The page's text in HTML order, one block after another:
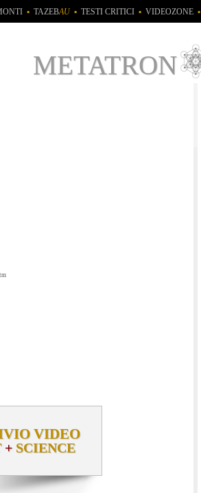
▪ TAZEBAU▪ TESTI CRITICI▪ VIDEOZONE▪
metatron
VIDEO
+SCIENCE